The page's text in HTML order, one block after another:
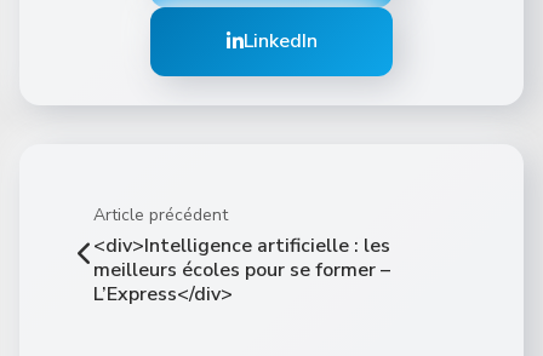
LinkedIn
Article précédent
<div>Intelligence artificielle : les
meilleurs écoles pour se former –
L’Express</div>